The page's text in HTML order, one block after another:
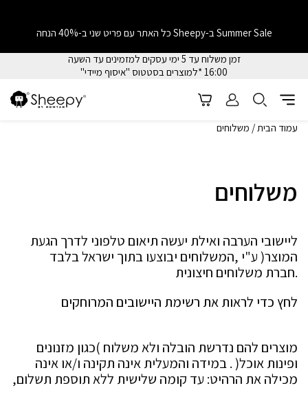
זמן משלוח עד 5 ימי עסקים למזמינים עד השעה
16:00 *למוצרים בסטטוס "איסוף מיידי"
Summer Sale ב-Sheepy כל האתר עם פריט שני ב-40% הנחה
עמוד הבית/ משלוחים
משלוחים
ליישובי הערבה ואילת יעשה תיאום טלפוני לדרך הגעת
המוצר( ע"י ,המשלוחים יבוצעו בתוך ישראל בלבד
.חברת משלוחים חיצונית
לחץ כדי לראות את רשימת היישובים המרוחקים
מוצרים להם נדרשת הובלה ולא משלוח )כגון מזנונים
ופינות אוכל( . במידה והמעלית אינה תקינה ו/או אינה
מכילה את הרהיט: עד קומה שלישית ללא תוספת תשלום,